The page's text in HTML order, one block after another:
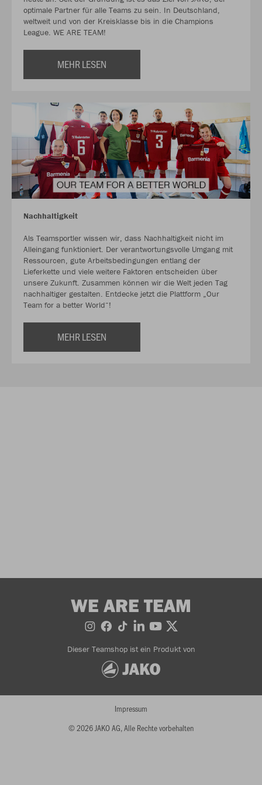
optimale Partner für alle Teams zu sein. In Deutschland,
weltweit und von der Kreisklasse bis in die Champions
League. WE ARE TEAM!
MEHR LESEN
Nachhaltigkeit
Als Teamsportler wissen wir, dass Nachhaltigkeit nicht im
Alleingang funktioniert. Der verantwortungsvolle Umgang mit
Ressourcen, gute Arbeitsbedingungen entlang der
Lieferkette und viele weitere Faktoren entscheiden über
unsere Zukunft. Zusammen können wir die Welt jeden Tag
nachhaltiger gestalten. Entdecke jetzt die Plattform „Our
Team for a better World“!
MEHR LESEN
WE ARE TEAM
Dieser Teamshop ist ein Produkt von
© 2026 JAKO AG, Alle Rechte vorbehalten
Impressum